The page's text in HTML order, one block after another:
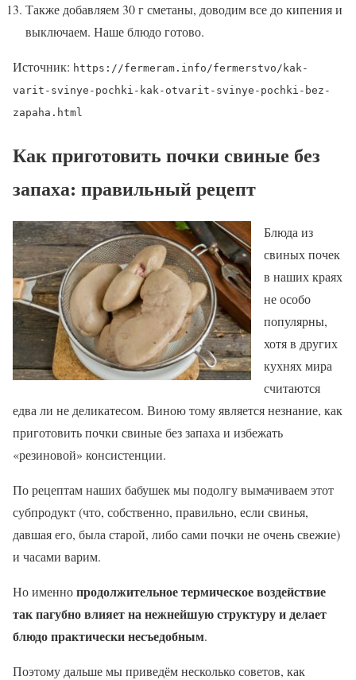
Также добавляем 30 г сметаны, доводим все до кипения и
выключаем. Наше блюдо готово.
Источник: https://fermeram.info/fermerstvo/kak-
varit-svinye-pochki-kak-otvarit-svinye-pochki-bez-
zapaha.html
Как приготовить почки свиные без
запаха: правильный рецепт
Блюда из
свиных почек
в наших краях
не особо
популярны,
хотя в других
кухнях мира
считаются
едва ли не деликатесом. Виною тому является незнание, как
приготовить почки свиные без запаха и избежать
«резиновой» консистенции.
По рецептам наших бабушек мы подолгу вымачиваем этот
субпродукт (что, собственно, правильно, если свинья,
давшая его, была старой, либо сами почки не очень свежие)
и часами варим.
Но именнопродолжительное термическое воздействие
так пагубно влияет на нежнейшую структуру и делает
блюдо практически несъедобным.
Поэтому дальше мы приведём несколько советов, как